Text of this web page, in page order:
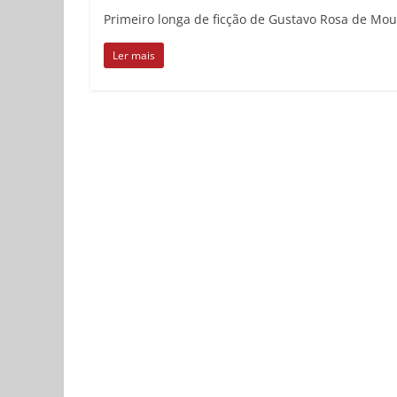
Primeiro longa de ficção de Gustavo Rosa de
Ler mais